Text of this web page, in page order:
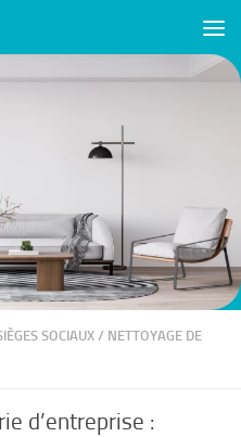
SOCIAUX/ NETTOYAGE DE
d’entreprise :